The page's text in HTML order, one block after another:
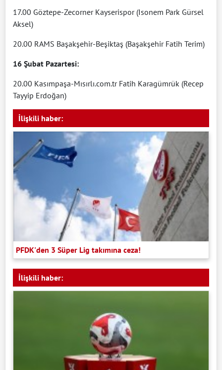
17.00 Göztepe-Zecorner Kayserispor (Isonem Park Gürsel
Aksel)
20.00 RAMS Başakşehir-Beşiktaş (Başakşehir Fatih Terim)
16 Şubat Pazartesi:
20.00 Kasımpaşa-Mısırlı.com.tr Fatih Karagümrük (Recep
Tayyip Erdoğan)
İlişkili haber:
PFDK'den 3 Süper Lig takımına ceza!
İlişkili haber: